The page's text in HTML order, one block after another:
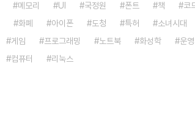
메모리 UI 국정원 폰트 책 코
화폐 아이폰 도청 특허 소녀시대
게임 프로그래밍 노트북 화성학 운영
컴퓨터 리눅스